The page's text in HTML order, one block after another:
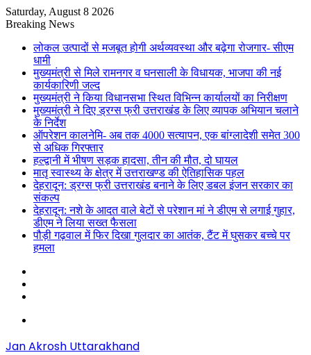
Saturday, August 8 2026
Breaking News
लोकल उत्पादों से मजबूत होगी अर्थव्यवस्था और बढ़ेगा रोजगार- सीएम
धामी
मुख्यमंत्री से मिले रामनगर व घनसाली के विधायक, भाजपा की नई
कार्यकारिणी जल्द
मुख्यमंत्री ने किया विधानसभा स्थित विभिन्न कार्यालयों का निरीक्षण
मुख्यमंत्री ने दिए ड्रग्स फ्री उत्तराखंड के लिए व्यापक अभियान चलाने
के निर्देश
ऑपरेशन कालनेमि- अब तक 4000 सत्यापन, एक बांग्लादेशी समेत 300
से अधिक गिरफ्तार
हल्द्वानी में भीषण सड़क हादसा, तीन की मौत, दो घायल
मातृ स्वास्थ्य के क्षेत्र में उत्तराखण्ड की ऐतिहासिक पहल
देहरादून: ड्रग्स फ्री उत्तराखंड बनाने के लिए डबल इंजन सरकार का
संकल्प
देहरादून: नशे के आदत वाले बेटों से परेशान मां ने डीएम से लगाई गुहार,
डीएम ने लिया सख्त फैसला
पौड़ी गढ़वाल में फिर दिखा गुलदार का आतंक, टैंट में घुसकर बच्चे पर
हमला
Jan Akrosh Uttarakhand